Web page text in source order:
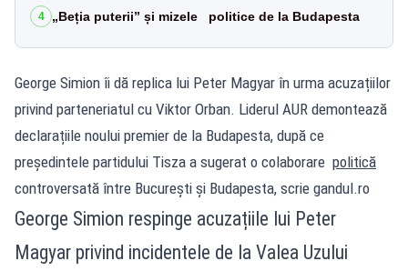
4 „Beția puterii” și mizele politice de la Budapesta
George Simion îi dă replica lui Peter Magyar în urma acuzațiilor
privind parteneriatul cu Viktor Orban. Liderul AUR demontează
declarațiile noului premier de la Budapesta, după ce
președintele partidului Tisza a sugerat o colaborare politică
controversată între București și Budapesta, scrie gandul.ro
George Simion respinge acuzațiile lui Peter
Magyar privind incidentele de la Valea Uzului